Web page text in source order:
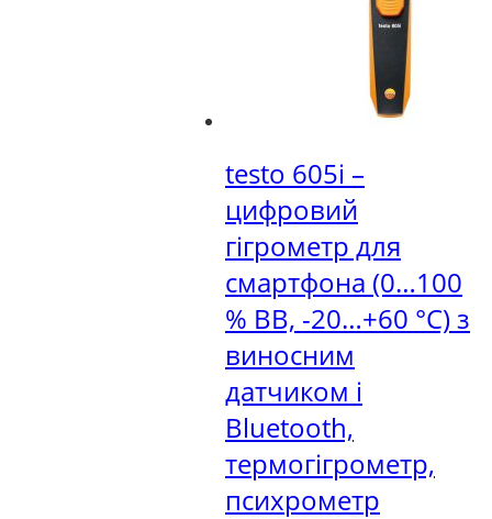
testo 605i –
цифровий
гігрометр для
смартфона (0…100
% ВВ, -20…+60 °C) з
виносним
датчиком і
Bluetooth,
термогігрометр,
психрометр